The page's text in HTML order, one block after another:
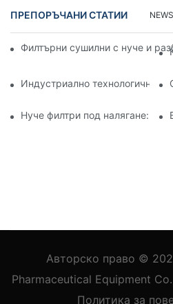
ПРЕПОРЪЧАНИ СТАТИИ NEWS
Филтърни сушилни с нуче и
Индустриално технологично
Нуче филтри под налягане:
Авторско право ©
Pharmaceutical Equipment
Политика за